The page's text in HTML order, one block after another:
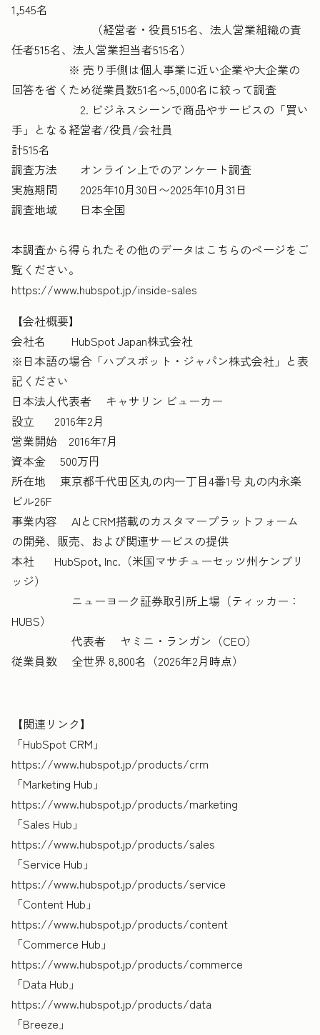
1,545名
（経営者・役員515名、法人営業組織の責
任者515名、法人営業担当者515名）
※ 売り手側は個人事業に近い企業や大企業の
回答を省くため従業員数51名〜5,000名に絞って調査
2. ビジネスシーンで商品やサービスの「買い
手」となる経営者/役員/会社員
計515名
調査方法 オンライン上でのアンケート調査
実施期間 2025年10月30日〜2025年10月31日
調査地域 日本全国
本調査から得られたその他のデータはこちらのページをご
覧ください。
https://www.hubspot.jp/inside-sales
【会社概要】
会社名 HubSpot Japan株式会社
※日本語の場合「ハブスポット・ジャパン株式会社」と表
記ください
日本法人代表者 キャサリン ビューカー
設立 2016年2月
営業開始 2016年7月
資本金 500万円
所在地 東京都千代田区丸の内一丁目4番1号 丸の内永楽
ビル26F
事業内容 AIとCRM搭載のカスタマープラットフォーム
の開発、販売、および関連サービスの提供
本社 HubSpot, Inc.（米国マサチューセッツ州ケンブリ
ッジ）
ニューヨーク証券取引所上場（ティッカー：
HUBS）
代表者 ヤミニ・ランガン（CEO）
従業員数 全世界 8,800名（2026年2月時点）
【関連リンク】
「HubSpot CRM」
https://www.hubspot.jp/products/crm
「Marketing Hub」
https://www.hubspot.jp/products/marketing
「Sales Hub」
https://www.hubspot.jp/products/sales
「Service Hub」
https://www.hubspot.jp/products/service
「Content Hub」
https://www.hubspot.jp/products/content
「Commerce Hub」
https://www.hubspot.jp/products/commerce
「Data Hub」
https://www.hubspot.jp/products/data
「Breeze」